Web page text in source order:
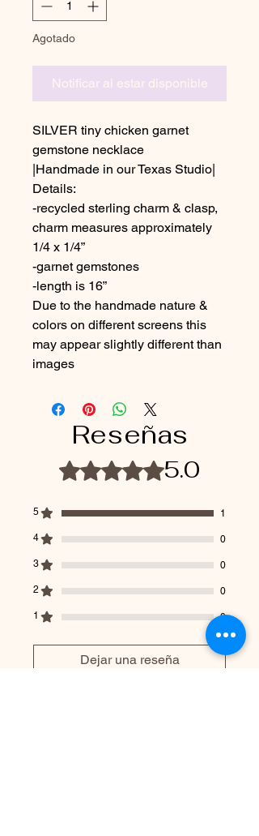
Agotado
Notificar al estar disponible
SILVER tiny chicken garnet
gemstone necklace
|Handmade in our Texas Studio|
Details:
-recycled sterling charm & clasp,
charm measures approximately
1/4 x 1/4”
-garnet gemstones
-length is 16”
Due to the handmade nature &
colors on different screens this
may appear slightly different than
images
Reseñas
Obtuvo 5 de 5 estrellas.
5.0
5 1
4 0
3 0
2 0
1 0
Dejar una reseña